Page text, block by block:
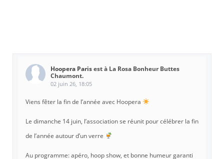
Hoopera Parisest à La Rosa Bonheur Buttes
Chaumont.
02 juin 26, 18:05
Viens fêter la fin de l’année avec Hoopera
Le dimanche 14 juin, l’association se réunit pour célébrer la fin
de l’année autour d’un verre
Au programme: apéro, hoop show, et bonne humeur garanti